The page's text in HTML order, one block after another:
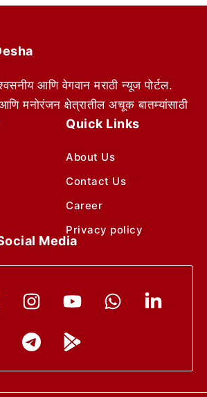
आणि वेगवान मराठी न्यूज पोर्टल.
मनोरंजन क्षेत्रातील अचूक बातम्यांसाठी
Quick Links
About Us
Contact Us
Career
Privacy policy
Media